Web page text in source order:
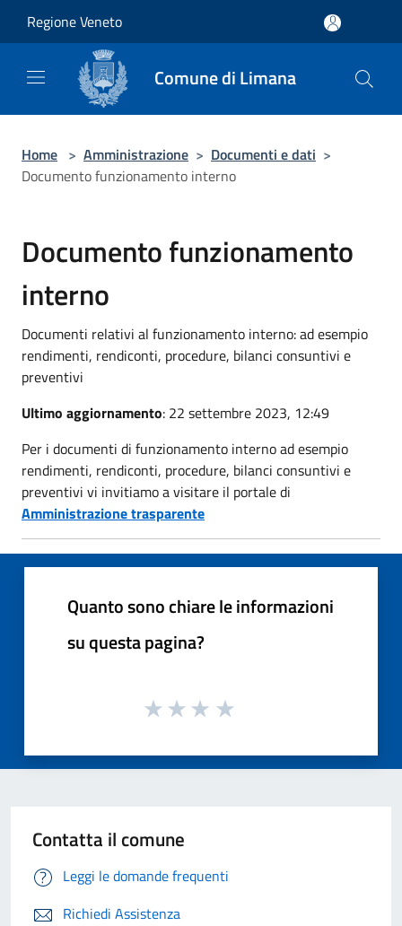
Regione Veneto
Comune di Limana
Home > Amministrazione > Documenti e dati >
Documento funzionamento interno
Documento funzionamento
interno
Documenti relativi al funzionamento interno: ad esempio
rendimenti, rendiconti, procedure, bilanci consuntivi e
preventivi
Ultimo aggiornamento: 22 settembre 2023, 12:49
Per i documenti di funzionamento interno ad esempio
rendimenti, rendiconti, procedure, bilanci consuntivi e
preventivi vi invitiamo a visitare il portale di
Amministrazione trasparente
Quanto sono chiare le informazioni
su questa pagina?
Contatta il comune
Leggi le domande frequenti
Richiedi Assistenza